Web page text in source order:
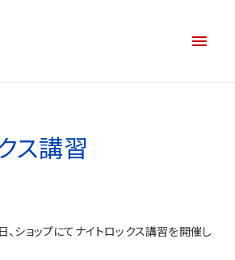
ス講習
ショップにてナイトロックス講習を開催し